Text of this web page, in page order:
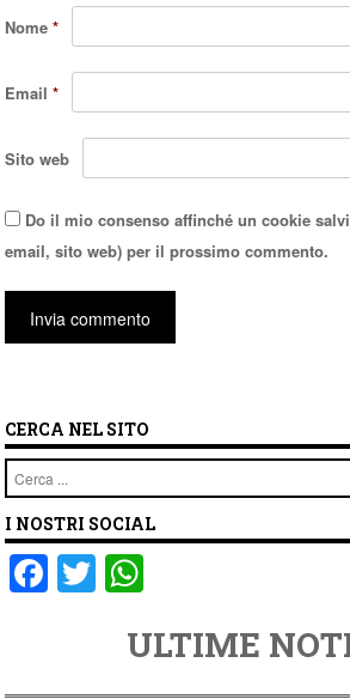
Nome*
Email*
Sito web
Do il mio consenso affinché un cookie
email, sito web) per il prossimo commento.
CERCA NEL SITO
Cerca
I NOSTRI SOCIAL
F
a
T
wi
at
ULTIME